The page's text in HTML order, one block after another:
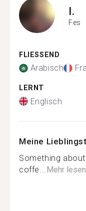
I.
Fes
FLIESSEND
Arabisch
LERNT
Englisch
Meine
Something
coffe... Mehr lesen